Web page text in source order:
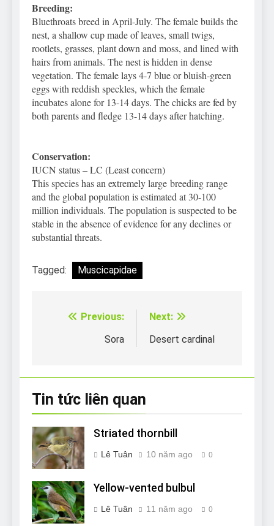
Breeding:
Bluethroats breed in April-July. The female builds the
nest, a shallow cup made of leaves, small twigs,
rootlets, grasses, plant down and moss, and lined with
hairs from animals. The nest is hidden in dense
vegetation. The female lays 4-7 blue or bluish-green
eggs with reddish speckles, which the female
incubates alone for 13-14 days. The chicks are fed by
both parents and fledge 13-14 days after hatching.
Conservation:
IUCN status – LC (Least concern)
This species has an extremely large breeding range
and the global population is estimated at 30-100
million individuals. The population is suspected to be
stable in the absence of evidence for any declines or
substantial threats.
Tagged: Muscicapidae
Điều
Previous:
Sora
Next:
Desert cardinal
Tin tức liên quan
Striated thornbill
Lê Tuân 10 năm ago 0
Yellow-vented bulbul
Lê Tuân 11 năm ago 0